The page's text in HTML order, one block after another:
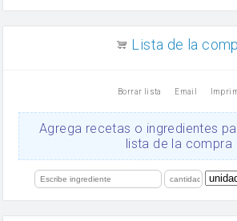
arroz
Ajos
orégano
limón
Lista de la
Borrar lista Email
Agrega recetas o ingredientes
lista de la compra